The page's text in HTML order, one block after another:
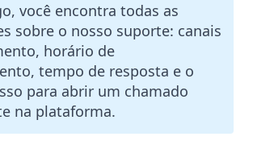
você encontra todas as
sobre o nosso suporte: canais
horário de
tempo de resposta e o
para abrir um chamado
na plataforma.